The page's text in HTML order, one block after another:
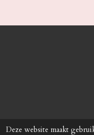
Deze website maakt
Ruilen en Retour